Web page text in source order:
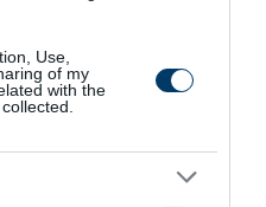
Use,
of my
with the